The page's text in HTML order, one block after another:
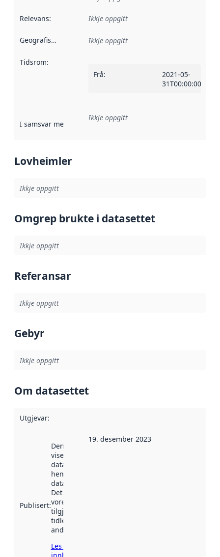
Relevans: Ikkje oppgitt
Geografisk område Ikkje oppgitt
Tidsrom:
Frå:
2021-05-
31T00:00:00Z
I samsvar med Referanse til ei implementeringsregel eller
Ikkje oppgitt
Lovheimler
Ikkje oppgitt
Omgrep brukte i datasettet
Ikkje oppgitt
Referansar
Ikkje oppgitt
Gebyr
Ikkje oppgitt
Om datasettet
Utgjevar:
Publisert:
Denne datoen
viser når
datasettet vart
henta inn av
data.norge.no.
Det kan ha
vore
tilgjengeleg
tidlegare
andre stader.
Les meir om
19. desember 2023